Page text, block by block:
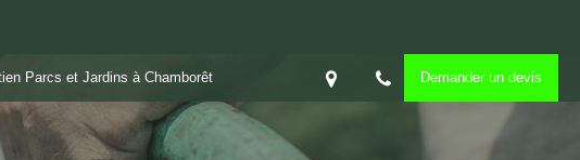
Parcs et Jardins à Chamborêt Demander un devis